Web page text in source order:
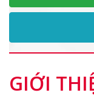
GIỚI